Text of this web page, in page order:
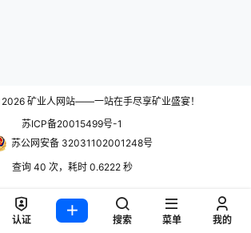
矿业人网站——一站在手尽享矿业盛宴！
苏ICP备20015499号-1
苏公网安备 32031102001248号
查询 40 次，耗时 0.6222 秒
认证 搜索 菜单 我的